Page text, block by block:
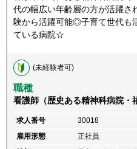
代の幅広い年齢層の方が活躍
験から活躍可能◎子育て世代も
ている病院☆
(未経験者可)
職種
看護師（歴史ある精神科病院・
求人番号
30018
雇用形態
正社員